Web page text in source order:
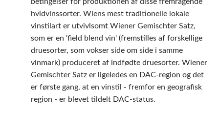
betingelser for produktionen af disse fremragende
hvidvinssorter. Wiens mest traditionelle lokale
vinstilart er utvivlsomt Wiener Gemischter Satz,
som er en 'field blend vin' (fremstilles af forskellige
druesorter, som vokser side om side i samme
vinmark) produceret af indfødte druesorter. Wiener
Gemischter Satz er ligeledes en DAC-region og det
er første gang, at en vinstil - fremfor en geografisk
region - er blevet tildelt DAC-status.